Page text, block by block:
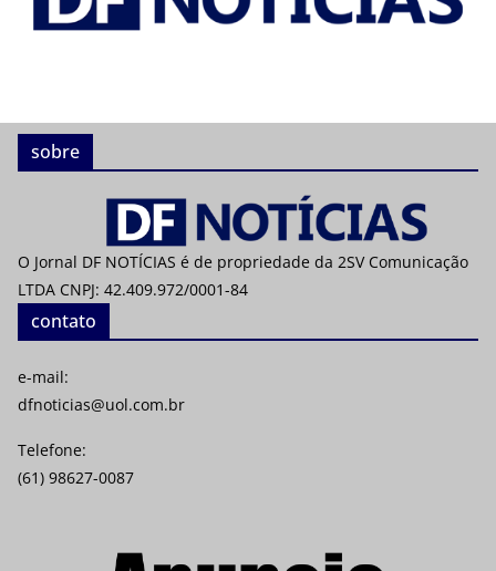
sobre
O Jornal DF NOTÍCIAS é de propriedade da 2SV Comunicação
LTDA CNPJ: 42.409.972/0001-84
contato
e-mail:
dfnoticias@uol.com.br
Telefone:
(61) 98627-0087